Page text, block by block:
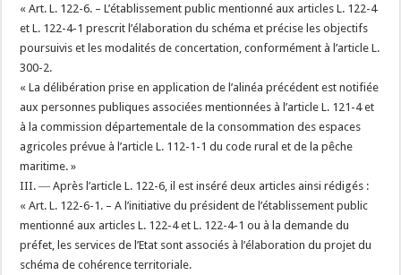
« Art. L. 122-6. – L’établissement public mentionné aux articles L. 122-4
et L. 122-4-1 prescrit l’élaboration du schéma et précise les objectifs
poursuivis et les modalités de concertation, conformément à l’article L.
300-2.
« La délibération prise en application de l’alinéa précédent est notifiée
aux personnes publiques associées mentionnées à l’article L. 121-4 et
à la commission départementale de la consommation des espaces
agricoles prévue à l’article L. 112-1-1 du code rural et de la pêche
maritime. »
III. ― Après l’article L. 122-6, il est inséré deux articles ainsi rédigés :
« Art. L. 122-6-1. – A l’initiative du président de l’établissement public
mentionné aux articles L. 122-4 et L. 122-4-1 ou à la demande du
préfet, les services de l’Etat sont associés à l’élaboration du projet du
schéma de cohérence territoriale.